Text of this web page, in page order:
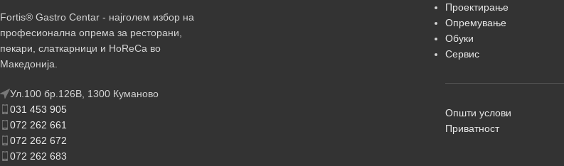
Fortis® Gastro Centar - најголем избор на
професионална опрема за ресторани,
пекари, слаткарници и HoReCa во
Македонија.
Ул.100 бр.126В, 1300 Куманово
031 453 905
072 262 661
072 262 672
072 262 683
Проектирање
Опремување
Обуки
Сервис
Општи услови
Приватност